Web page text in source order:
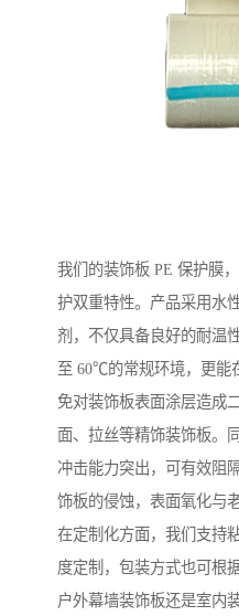
我们的装饰板 PE 保护膜
护双重特性。产品采用水
剂，不仅具备良好的耐温
至 60℃的常规环境，更能
免对装饰板表面涂层造成
面、拉丝等精饰装饰板。
冲击能力突出，可有效阻
饰板的侵蚀，表面氧化与
在定制化方面，我们支持
度定制，包装方式也可根
户外幕墙装饰板还是室内